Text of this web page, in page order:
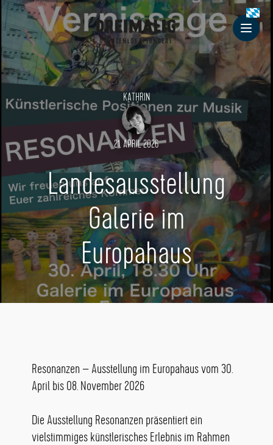
Dreimalig
KATHRIN
21. APRIL 2026
Landesausstellung
Galerie im
Europahaus
Resonanzen – Ausstellung im Europahaus vom 30.
April bis 08. November 2026
Die Ausstellung Resonanzen präsentiert ein
vielstimmiges künstlerisches Erlebnis im Rahmen